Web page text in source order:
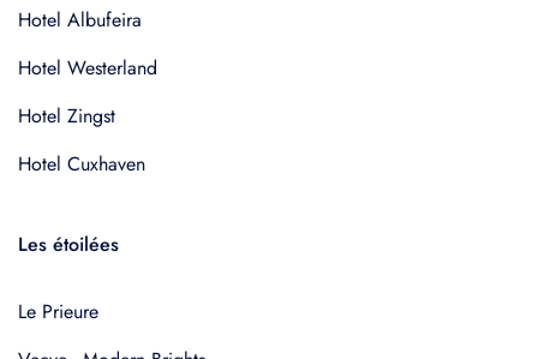
Hotel Albufeira
Hotel Westerland
Hotel Zingst
Hotel Cuxhaven
Les étoilées
Le Prieure